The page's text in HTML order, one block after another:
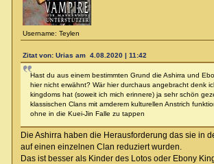
Username: Teylen
Zitat von: Urias am 4.08.2020 | 11:42
Hast du aus einem bestimmten Grund die Ashirra und
hier nicht erwähnt? Wär hier durchaus angebracht denk
kingdoms hat (soweit ich mich erinnere) ja sehr schön
klassischen Clans mit amderem kulturellen Anstrich
ohne in die Kuei-Jin Falle zu tappen
Die Ashirra haben die Herausforderung das sie in
auf einen einzelnen Clan reduziert wurden.
Das ist besser als Kinder des Lotos oder Ebony